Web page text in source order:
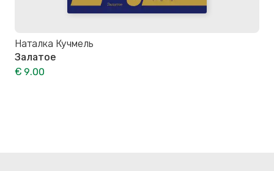
Наталка Кучмель
Залатое
€ 9.00